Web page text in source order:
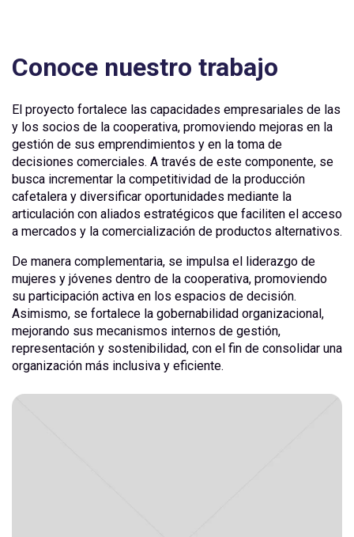
Conoce nuestro trabajo
El proyecto fortalece las capacidades empresariales de las
y los socios de la cooperativa, promoviendo mejoras en la
gestión de sus emprendimientos y en la toma de
decisiones comerciales. A través de este componente, se
busca incrementar la competitividad de la producción
cafetalera y diversificar oportunidades mediante la
articulación con aliados estratégicos que faciliten el acceso
a mercados y la comercialización de productos alternativos.
De manera complementaria, se impulsa el liderazgo de
mujeres y jóvenes dentro de la cooperativa, promoviendo
su participación activa en los espacios de decisión.
Asimismo, se fortalece la gobernabilidad organizacional,
mejorando sus mecanismos internos de gestión,
representación y sostenibilidad, con el fin de consolidar una
organización más inclusiva y eficiente.